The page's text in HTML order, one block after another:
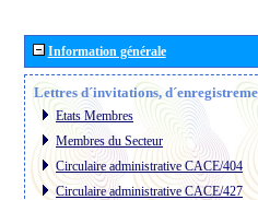
Information générale
Lettres d´invitations,
Etats Membres
Membres du Secteur
Circulaire administrative CACE/404
Circulaire administrative CACE/427